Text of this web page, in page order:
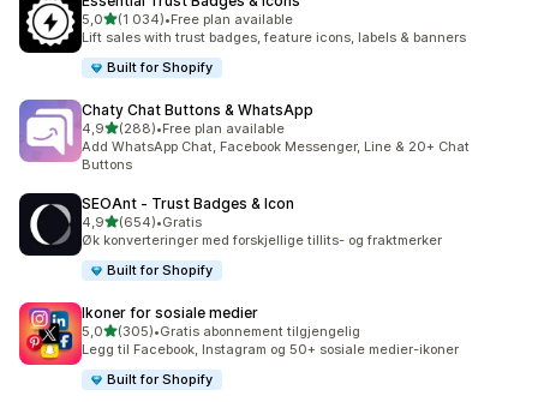
5,0av 5 stjerner
(1 034)
Totalt 1034 omtaler
•Free plan available
Lift sales with trust badges, feature icons, labels & banners
Built for Shopify
Chaty Chat Buttons & WhatsApp
4,9av 5 stjerner
(288)
Totalt 288 omtaler
•Free plan available
Add WhatsApp Chat, Facebook Messenger, Line & 20+ Chat
Buttons
SEOAnt ‑ Trust Badges & Icon
4,9av 5 stjerner
(654)
Totalt 654 omtaler
•Gratis
Øk konverteringer med forskjellige tillits- og fraktmerker
Built for Shopify
Ikoner for sosiale medier
5,0av 5 stjerner
(305)
Totalt 305 omtaler
•Gratis abonnement tilgjengelig
Legg til Facebook, Instagram og 50+ sosiale medier-ikoner
Built for Shopify